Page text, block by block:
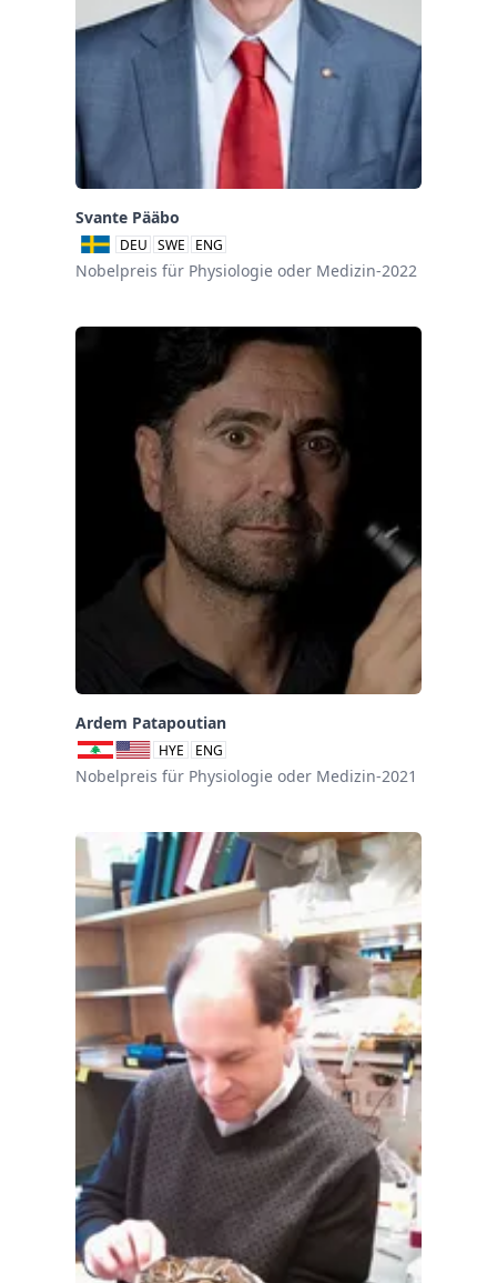
Svante Pääbo
DEU SWE ENG
Nobelpreis für Physiologie oder Medizin-2022
Ardem Patapoutian
HYE ENG
Nobelpreis für Physiologie oder Medizin-2021